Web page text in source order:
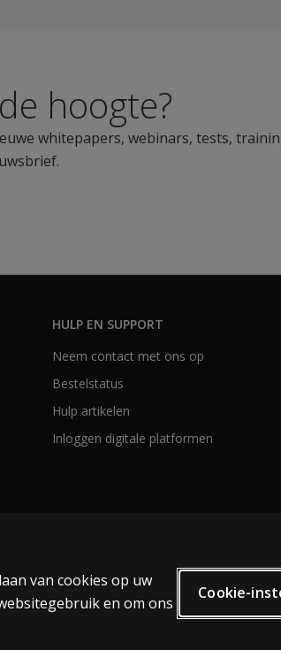
hoogte?
whitepapers, webinars, tests,
HULP EN SUPPORT
Neem contact met ons op
Bestelstatus
Hulp artikelen
Inloggen digitale platformen
van cookies op uw
en om ons
Cookie-